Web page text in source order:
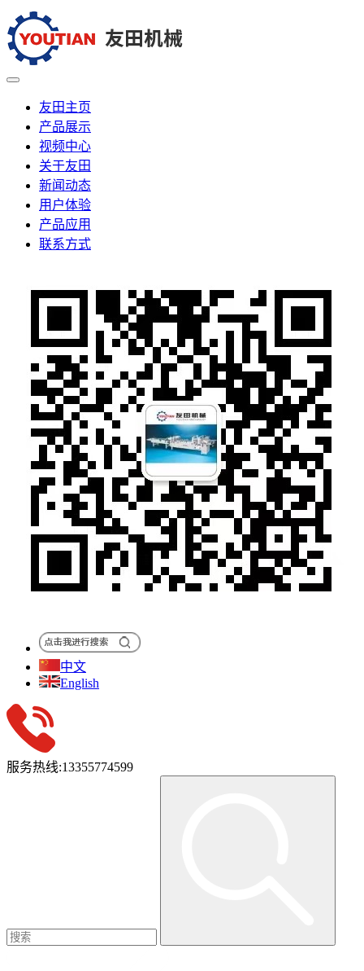
友田主页
产品展示
视频中心
关于友田
新闻动态
用户体验
产品应用
联系方式
中文
English
服务热线:13355774599